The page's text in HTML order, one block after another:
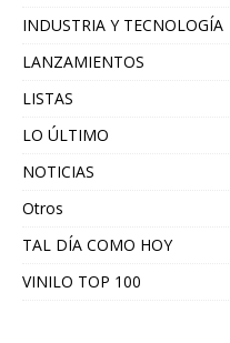
INDUSTRIA Y TECNOLOGÍA
LANZAMIENTOS
LISTAS
LO ÚLTIMO
NOTICIAS
Otros
TAL DÍA COMO HOY
VINILO TOP 100